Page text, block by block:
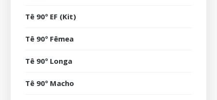
Tê 90º EF (Kit)
Tê 90º Fêmea
Tê 90º Longa
Tê 90º Macho